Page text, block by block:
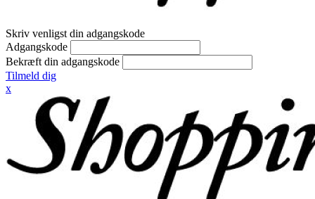
Skriv venligst din adgangskode
Adgangskode
Bekræft din adgangskode
Tilmeld dig
x